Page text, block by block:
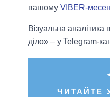
вашому VIBER-
Візуальна аналітика
діло» – у Telegram-
ЧИТАЙТЕ У